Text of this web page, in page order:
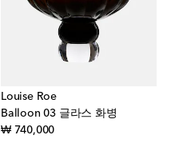
Louise Roe
Balloon 03 글라스 화병
₩ 740,000original price